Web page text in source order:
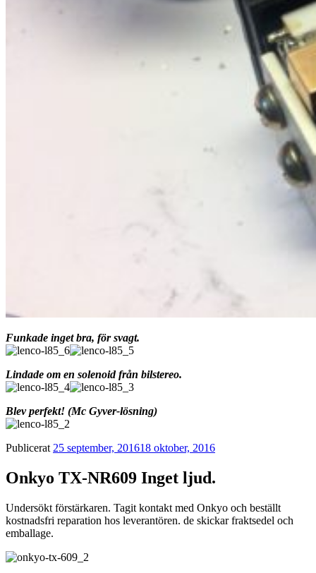
Funkade inget bra, för svagt.
Lindade om en solenoid från bilstereo.
Blev perfekt! (Mc Gyver-lösning)
Publicerat 25 september, 201618 oktober, 2016
Onkyo TX-NR609 Inget ljud.
Undersökt förstärkaren. Tagit kontakt med Onkyo och beställt
kostnadsfri reparation hos leverantören. de skickar fraktsedel och
emballage.